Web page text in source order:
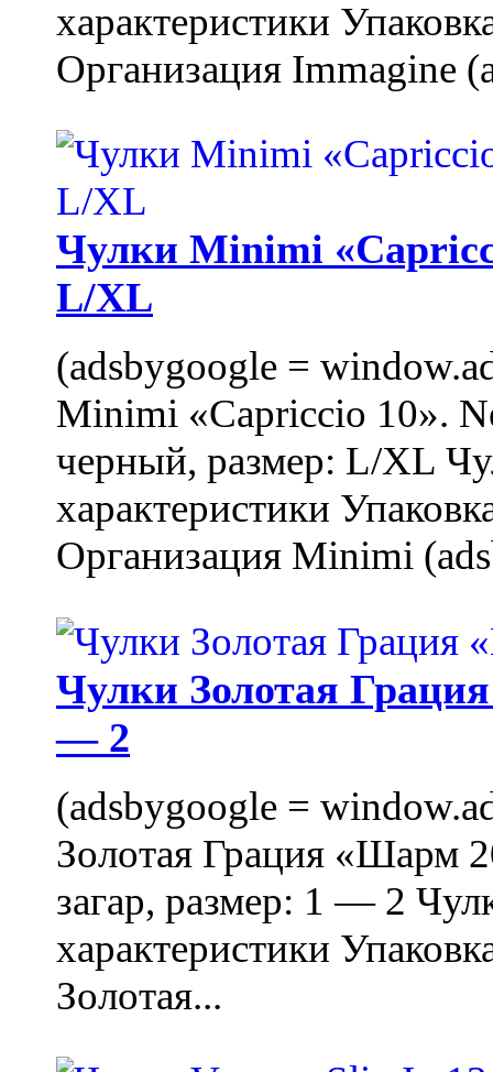
характеристики
Организация Immagine
Чулки Minimi
L/XL
(adsbygoogle =
Minimi «Capriccio 10».
черный, размер: L/XL
характеристики
Организация Minimi
Чулки Золотая
— 2
(adsbygoogle =
Золотая Грация «Шарм
загар, размер: 1 — 2
характеристики
Золотая...